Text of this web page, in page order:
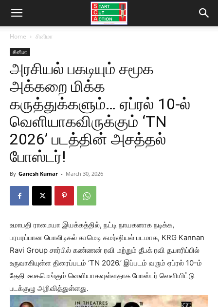
Home சினிமா
சினிமா
அரசியல் பகடியும் சமூக
அக்கறை மிக்க
கருத்துக்களும்… ஏப்ரல் 10-ல்
வெளியாகவிருக்கும் ‘TN
2026’ படத்தின் அசத்தல்
போஸ்டர்!
By Ganesh Kumar - March 30, 2026
உமாபதி ராமையா இயக்கத்தில், நட்டி நாயகனாக நடிக்க,
பரபரப்பான பொலிடிகல் காமெடி கமர்ஷியல் படமாக, KRG Kannan
Ravi Group சார்பில் கண்ணன் ரவி மற்றும் தீபக் ரவி தயாரிப்பில்
உருவாகியுள்ள திரைப்படம் ‘TN 2026.’ இப்படம் வரும் ஏப்ரல் 10-ம்
தேதி உலகமெங்கும் வெளியாகவுள்ளதாக போஸ்டர் வெளியிட்டு
படக்குழு அறிவித்துள்ளது.